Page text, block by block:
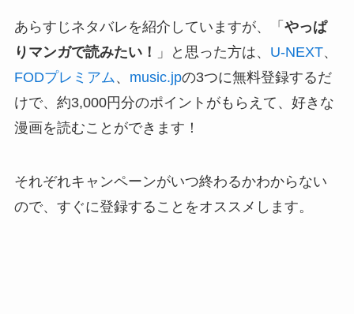
あらすじネタバレを紹介していますが、「 やっぱ
りマンガで読みたい！
」と思った方は、 U-NEXT、
FODプレミアム、 music.jpの3つに無料登録するだ
けで、約3,000円分のポイントがもらえて、好きな
漫画を読むことができます！
それぞれキャンペーンがいつ終わるかわからない
ので、すぐに登録することをオススメします。